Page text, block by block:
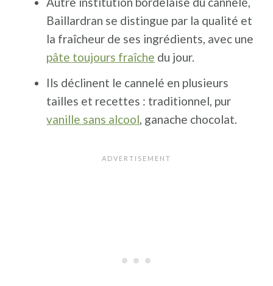
Baillardran se distingue par la qualité et
la fraîcheur de ses ingrédients, avec une
pâte toujours fraîche du jour.
Ils déclinent le cannelé en plusieurs
tailles et recettes : traditionnel, pur
vanille sans alcool, ganache chocolat.